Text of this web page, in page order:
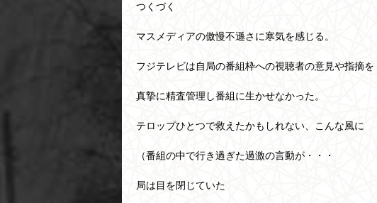
つくづく
マスメディアの傲慢不遜さに寒気を感じる。
フジテレビは自局の番組枠への視聴者の意見や指摘を
真摯に精査管理し番組に生かせなかった。
テロップひとつで救えたかもしれない、こんな風に
（番組の中で行き過ぎた過激の言動が・・・
局は目を閉じていた